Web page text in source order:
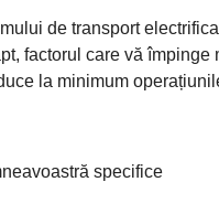
de transport
factorul care vă
la minimum
specifice